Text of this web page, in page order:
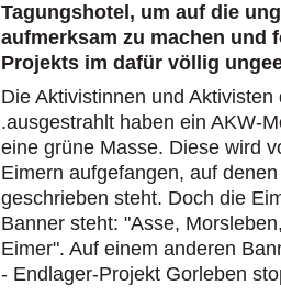
Tagungshotel, um auf die
aufmerksam zu machen und
Projekts im dafür völlig
Die Aktivistinnen und
.ausgestrahlt haben ein AKW-
eine grüne Masse. Diese wird
Eimern aufgefangen, auf
geschrieben steht. Doch die
Banner steht: "Asse,
Eimer". Auf einem anderen
- Endlager-Projekt Gorleben